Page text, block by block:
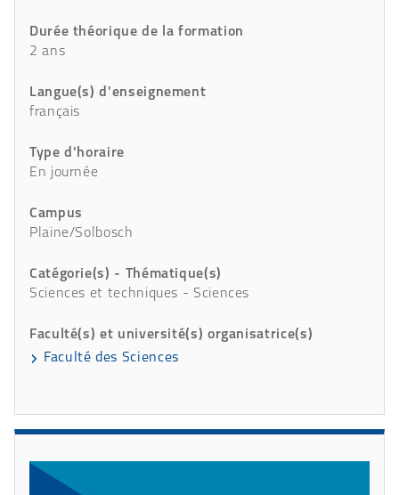
Durée théorique de la formation
2 ans
Langue(s) d'enseignement
français
Type d'horaire
En journée
Campus
Plaine/Solbosch
Catégorie(s) - Thématique(s)
Sciences et techniques - Sciences
Faculté(s) et université(s) organisatrice(s)
Faculté des Sciences